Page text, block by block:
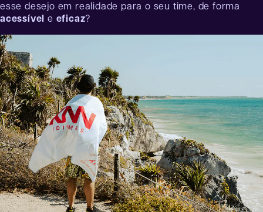
esse desejo em realidade para o seu time, de forma
acessível e eficaz?